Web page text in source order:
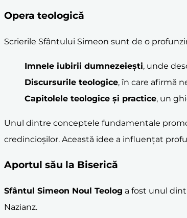
Opera teologică
Scrierile Sfântului Simeon sunt de o
Imnele iubirii dumnezeiești, unde
Discursurile teologice, în care afirmă
Capitolele teologice și practice, un
Unul dintre conceptele fundamentale
credincioșilor. Această idee a influențat
Aportul său la Biserică
Sfântul Simeon Noul Teolog a fost unul
Nazianz.